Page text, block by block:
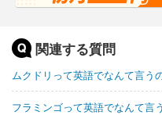
関連する質問
ムクドリって英語でなんて言う
フラミンゴって英語でなんて言